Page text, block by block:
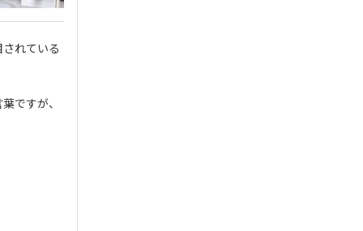
れている
ですが、